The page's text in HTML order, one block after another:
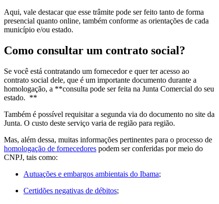
Aqui, vale destacar que esse trâmite pode ser feito tanto de forma
presencial quanto online, também conforme as orientações de cada
município e/ou estado.
Como consultar um contrato social?
Se você está contratando um fornecedor e quer ter acesso ao
contrato social dele, que é um importante documento durante a
homologação, a **consulta pode ser feita na Junta Comercial do seu
estado. **
Também é possível requisitar a segunda via do documento no site da
Junta. O custo deste serviço varia de região para região.
Mas, além dessa, muitas informações pertinentes para o processo de
homologação de fornecedores podem ser conferidas por meio do
CNPJ, tais como:
Autuações e embargos ambientais do Ibama;
Certidões negativas de débitos;